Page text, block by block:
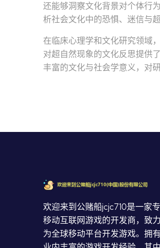
还能够洞察文化背景对个体行
析社会文化中的恐惧、迷信与
在临床心理学和文化研究领域
对超自然现象的文化反思提供
丰富的文化与社会学意义，对
欢迎来到公赌船jcjc710是一家
移动互联网游戏的开发商，致
为全球移动平台开发游戏。拥